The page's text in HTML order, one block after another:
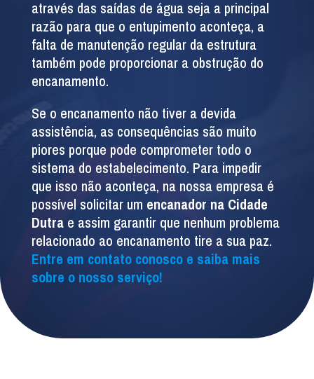
através das saídas de água seja a principal
razão para que o entupimento aconteça, a
falta de manutenção regular da estrutura
também pode proporcionar a obstrução do
encanamento.
Se o encanamento não tiver a devida
assistência, as consequências são muito
piores porque pode comprometer todo o
sistema do estabelecimento. Para impedir
que isso não aconteça, na nossa empresa é
possível solicitar um encanador na Cidade
Dutrae assim garantir que nenhum problema
relacionado ao encanamento tire a sua paz.
Entre em contato conosco e saiba mais
sobre o nosso serviço!